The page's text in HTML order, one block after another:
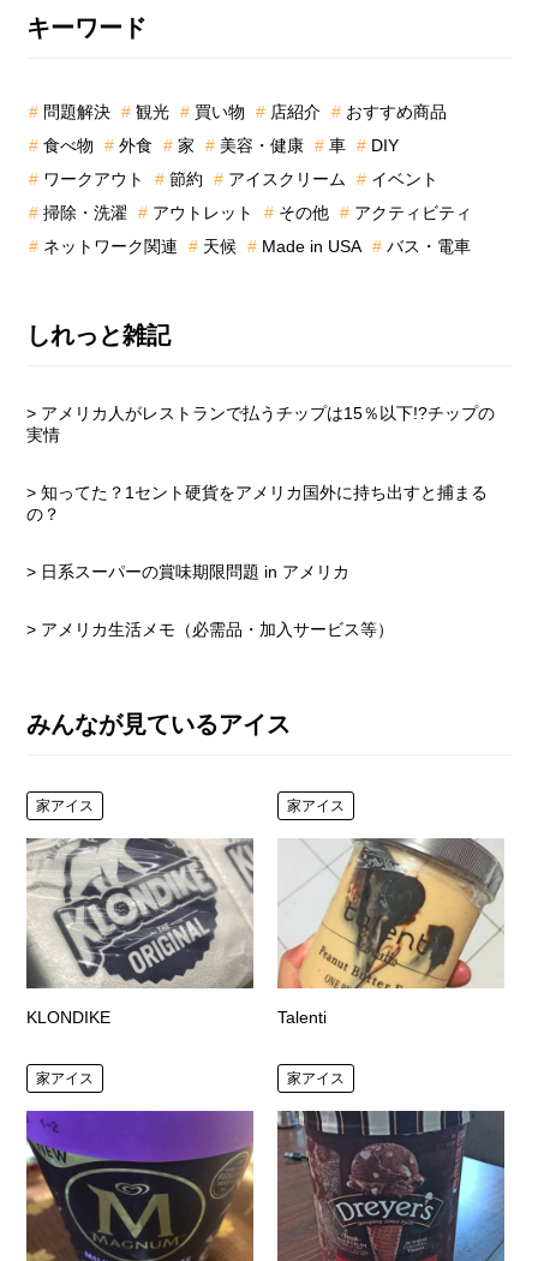
最
サ
イ
ド
バ
ー
キーワード
問題解決 観光 買い物 店紹介
おすすめ商品
食べ物
外食 家 美容・健康 車
DIY
ワークアウト
節約 アイスクリーム
イベント
掃除・洗濯
アウトレット その他
アクティビティ
ネットワーク関連
天候 Made in USA バス・電車
しれっと雑記
> アメリカ人がレストランで払うチップは15％以下!?チップの
実情
> 知ってた？1セント硬貨をアメリカ国外に持ち出すと捕まる
の？
> 日系スーパーの賞味期限問題 in アメリカ
> アメリカ生活メモ（必需品・加入サービス等）
みんなが見ているアイス
家アイス
KLONDIKE
家アイス
Talenti
家アイス 家アイス